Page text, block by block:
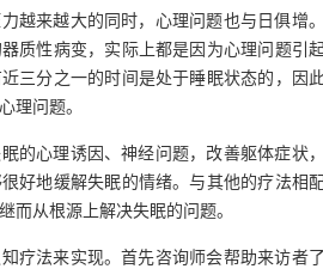
越来越大的同时，心理问题也与日俱增
质性病变，实际上都是因为心理问题引
三分之一的时间是处于睡眠状态的，因
理问题。
的心理诱因、神经问题，改善躯体症状
好地缓解失眠的情绪。与其他的疗法相
而从根源上解决失眠的问题。
疗法来实现。首先咨询师会帮助来访者